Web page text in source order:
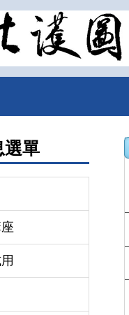
選單